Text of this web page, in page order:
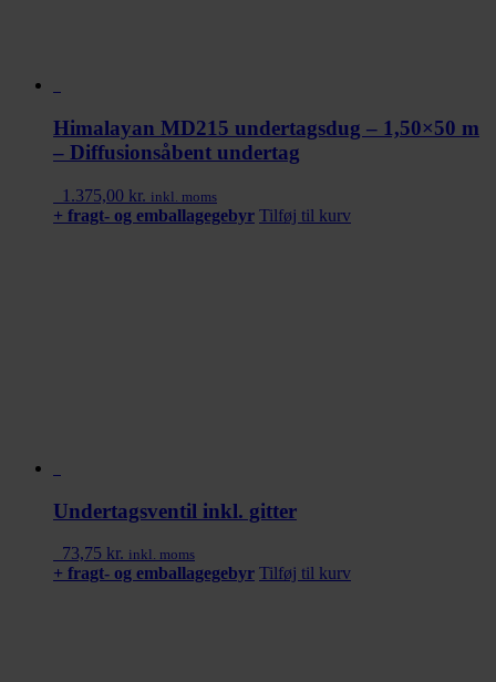
Himalayan MD215 undertagsdug – 1,50×50 m
– Diffusionsåbent undertag
1.375,00 kr. inkl. moms
+ fragt- og emballagegebyr Tilføj til kurv
Undertagsventil inkl. gitter
73,75 kr. inkl. moms
+ fragt- og emballagegebyr Tilføj til kurv